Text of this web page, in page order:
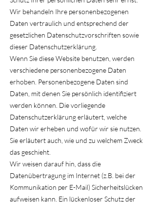
Wir behandeln Ihre personenbezogenen
Daten vertraulich und entsprechend der
gesetzlichen Datenschutzvorschriften sowie
dieser Datenschutzerklärung.
Wenn Sie diese Website benutzen, werden
verschiedene personenbezogene Daten
erhoben. Personenbezogene Daten sind
Daten, mit denen Sie persönlich identifiziert
werden können. Die vorliegende
Datenschutzerklärung erläutert, welche
Daten wir erheben und wofür wir sie nutzen.
Sie erläutert auch, wie und zu welchem Zweck
das geschieht.
Wir weisen darauf hin, dass die
Datenübertragung im Internet (z.B. bei der
Kommunikation per E-Mail) Sicherheitslücken
aufweisen kann. Ein lückenloser Schutz der